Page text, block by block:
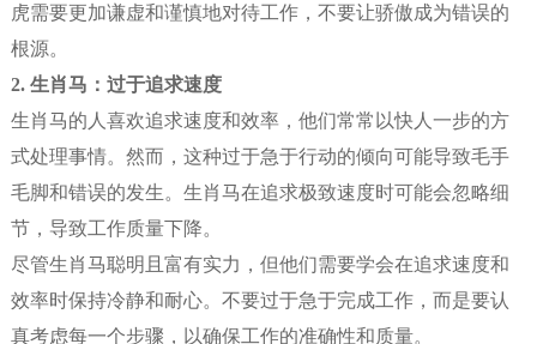
虎需要更加谦虚和谨慎地对待工作，不要让骄傲成为错误的
根源。
2. 生肖马：过于追求速度
生肖马的人喜欢追求速度和效率，他们常常以快人一步的方
式处理事情。然而，这种过于急于行动的倾向可能导致毛手
毛脚和错误的发生。生肖马在追求极致速度时可能会忽略细
节，导致工作质量下降。
尽管生肖马聪明且富有实力，但他们需要学会在追求速度和
效率时保持冷静和耐心。不要过于急于完成工作，而是要认
真考虑每一个步骤，以确保工作的准确性和质量。